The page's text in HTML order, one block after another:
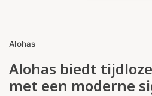
Alohas
Alohas biedt
met een moderne